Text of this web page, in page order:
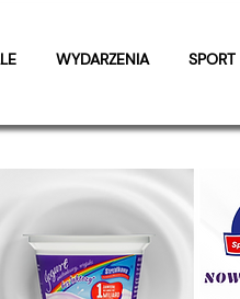
WYDARZENIA SPORT